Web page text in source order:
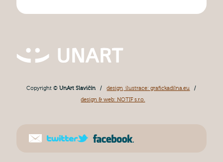
Copyright ©UnArt Slavičín /design, ilustrace: grafickadilna.eu /
design & web: NOTIF s.r.o.